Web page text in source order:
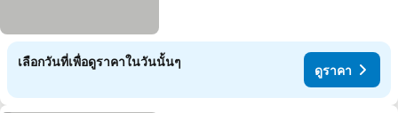
เลือกวันที่เพื่อดูราคาในวันนั้นๆ
ดูราคา